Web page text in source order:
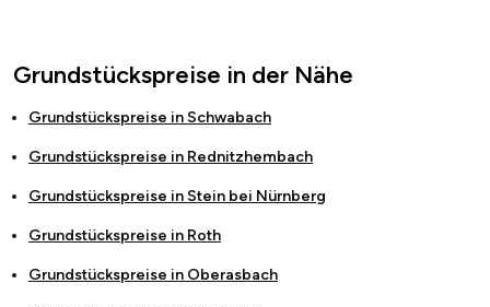
Grundstückspreise in der Nähe
Grundstückspreise in Schwabach
Grundstückspreise in Rednitzhembach
Grundstückspreise in Stein bei Nürnberg
Grundstückspreise in Roth
Grundstückspreise in Oberasbach